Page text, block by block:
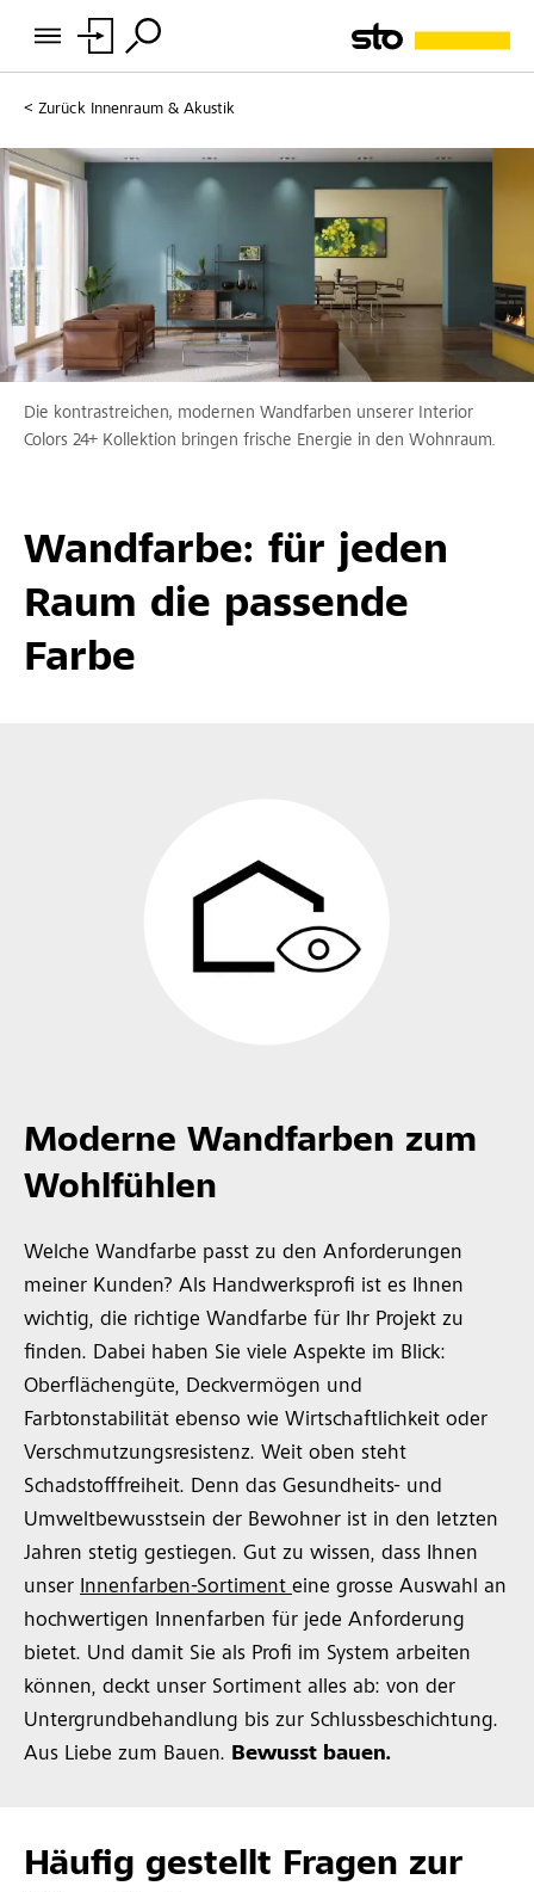
Zurück Innenraum & Akustik
Die kontrastreichen, modernen Wandfarben unserer Interior
Colors 24+ Kollektion bringen frische Energie in den Wohnraum.
Wandfarbe: für jeden
Raum die passende
Farbe
Moderne Wandfarben zum
Wohlfühlen
Welche Wandfarbe passt zu den Anforderungen
meiner Kunden? Als Handwerksprofi ist es Ihnen
wichtig, die richtige Wandfarbe für Ihr Projekt zu
finden. Dabei haben Sie viele Aspekte im Blick:
Oberflächengüte, Deckvermögen und
Farbtonstabilität ebenso wie Wirtschaftlichkeit oder
Verschmutzungsresistenz. Weit oben steht
Schadstofffreiheit. Denn das Gesundheits- und
Umweltbewusstsein der Bewohner ist in den letzten
Jahren stetig gestiegen. Gut zu wissen, dass Ihnen
unser Innenfarben-Sortiment eine grosse Auswahl an
hochwertigen Innenfarben für jede Anforderung
bietet. Und damit Sie als Profi im System arbeiten
können, deckt unser Sortiment alles ab: von der
Untergrundbehandlung bis zur Schlussbeschichtung.
Aus Liebe zum Bauen. Bewusst bauen.
Häufig gestellt Fragen zur